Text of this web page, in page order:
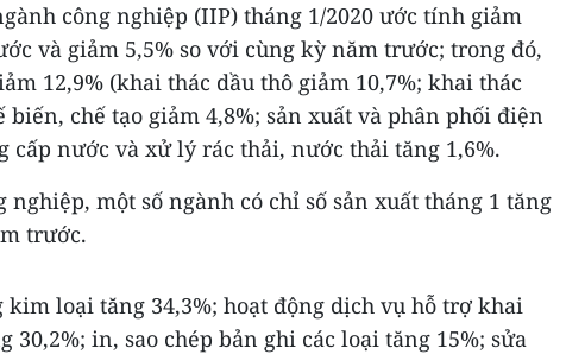
công nghiệp (IIP) tháng 1/2020 ước tính giảm
và giảm 5,5% so với cùng kỳ năm trước; trong đó,
12,9% (khai thác dầu thô giảm 10,7%; khai thác
biến, chế tạo giảm 4,8%; sản xuất và phân phối điện
cấp nước và xử lý rác thải, nước thải tăng 1,6%.
nghiệp, một số ngành có chỉ số sản xuất tháng 1 tăng
trước.
loại tăng 34,3%; hoạt động dịch vụ hỗ trợ khai
30,2%; in, sao chép bản ghi các loại tăng 15%; sửa